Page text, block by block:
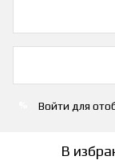
Войти для
В